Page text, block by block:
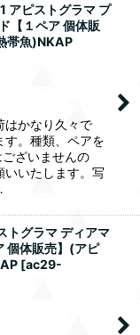
アピストグラマ プ
【１ペア 個体販
帯魚)NKAP
はかなり久々で
す。種類、ペアを
ざいませんの
いいたします。写
トグラマ ディアマ
個体販売】(アピ
[ac29-